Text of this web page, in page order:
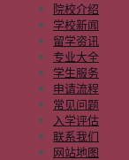
院校介绍
学校新闻
留学资讯
专业大全
学生服务
申请流程
常见问题
入学评估
联系我们
网站地图